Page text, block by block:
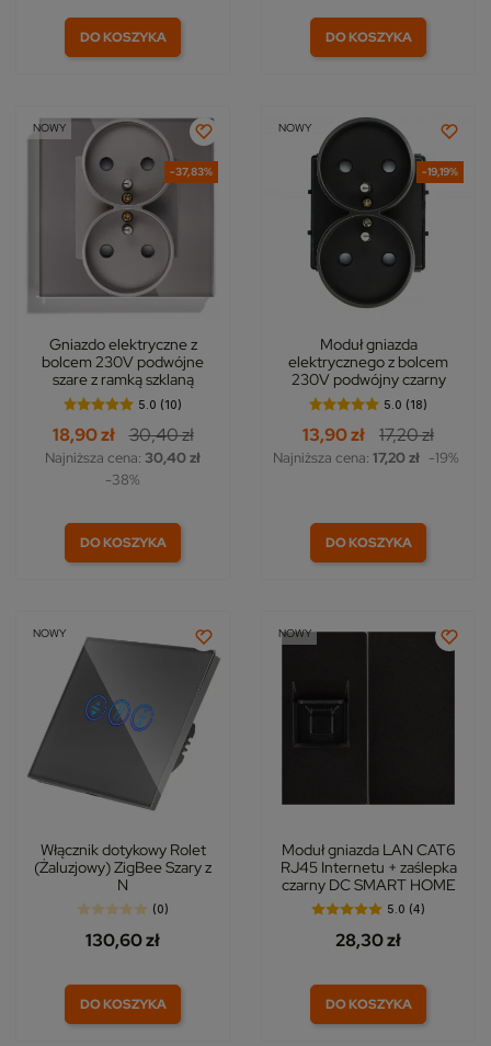
DO KOSZYKA DO KOSZYKA
-37,83%
NOWY
Gniazdo elektryczne z
bolcem 230V podwójne
szare z ramką szklaną
5.0 (10)
18,90 zł 30,40 zł
Najniższa cena: 30,40 zł
-38%
DO KOSZYKA
-19,19%
NOWY
Moduł gniazda
elektrycznego z bolcem
230V podwójny czarny
5.0 (18)
13,90 zł 17,20 zł
Najniższa cena: 17,20 zł -19%
DO KOSZYKA
NOWY
Włącznik dotykowy Rolet
(Żaluzjowy) ZigBee Szary z
N
(0)
130,60 zł
DO KOSZYKA
NOWY
Moduł gniazda LAN CAT6
RJ45 Internetu + zaślepka
czarny DC SMART HOME
5.0 (4)
28,30 zł
DO KOSZYKA